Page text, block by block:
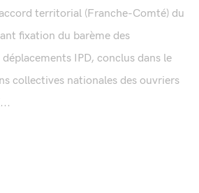
territorial (Franche-Comté) du
fixation du barème des
IPD, conclus dans le
collectives nationales des ouvriers